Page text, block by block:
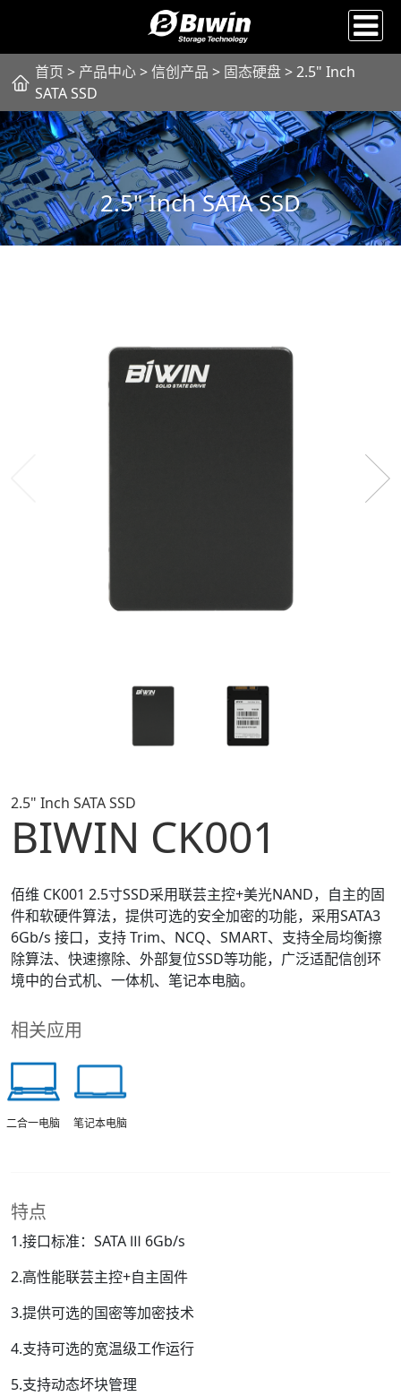
首页 > 产品中心>信创产品 > 固态硬盘> 2.5" Inch
SATA SSD
2.5" Inch SATA SSD
2.5" Inch SATA SSD
BIWIN CK001
佰维 CK001 2.5寸SSD采用联芸主控+美光NAND，自主的固
件和软硬件算法，提供可选的安全加密的功能，采用SATA3
6Gb/s 接口，支持 Trim、NCQ、SMART、支持全局均衡擦
除算法、快速擦除、外部复位SSD等功能，广泛适配信创环
境中的台式机、一体机、笔记本电脑。
相关应用
二合一电脑 笔记本电脑
特点
1.接口标准：SATA Ⅲ 6Gb/s
2.高性能联芸主控+自主固件
3.提供可选的国密等加密技术
4.支持可选的宽温级工作运行
5.支持动态坏块管理